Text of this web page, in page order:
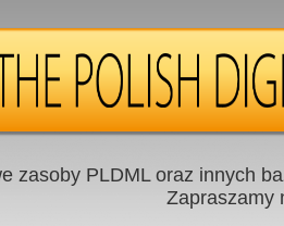
zasoby PLDML oraz innych
Zapraszamy